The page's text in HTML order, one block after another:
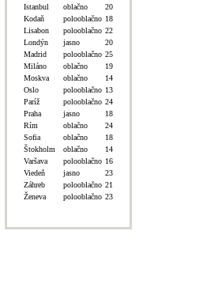
Istanbul
oblačno
20
Kodaň
polooblačno 18
Lisabon
polooblačno 22
Londýn
jasno
20
Madrid
polooblačno 25
Miláno
oblačno
19
Moskva
oblačno
14
Oslo
polooblačno 13
Paríž
polooblačno 24
Praha
jasno
18
Rím
oblačno
24
Sofia
oblačno
18
Štokholm
oblačno
14
Varšava
polooblačno 16
Viedeň
jasno
23
Záhreb
polooblačno 21
Ženeva
polooblačno 23